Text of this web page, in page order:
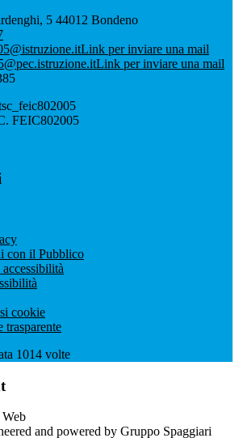
5 44012 Bondeno
Link per inviare una mail
Link per inviare una mail
FEIC802005
con il Pubblico
cookie
trasparente
1014 volte
and powered by Gruppo Spaggiari